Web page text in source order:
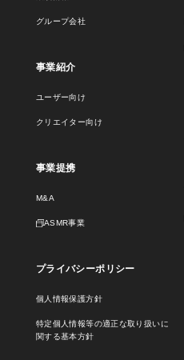
グループ会社
事業紹介
ユーザー向け
クリエイター向け
事業提携
M&A
ASMR事業
プライバシーポリシー
個人情報保護方針
特定個人情報等の適正な取り扱いに
関する基本方針